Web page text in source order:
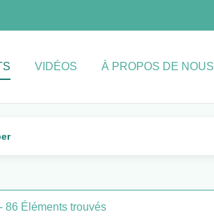
VIDÉOS À PROPOS DE NOUS
- 86 Éléments trouvés